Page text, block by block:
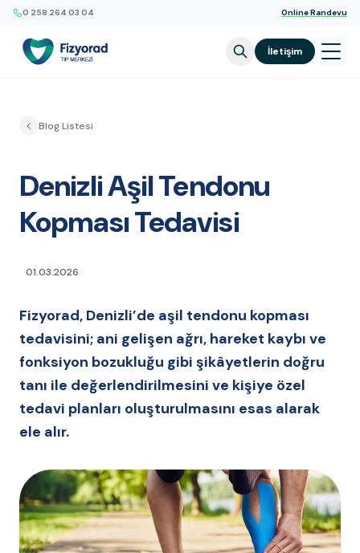
0 258 264 03 04 Online Randevu
İletişim
Blog Listesi
Denizli Aşil Tendonu
Kopması Tedavisi
01.03.2026
Fizyorad, Denizli’de aşil tendonu kopması
tedavisini; ani gelişen ağrı, hareket kaybı ve
fonksiyon bozukluğu gibi şikâyetlerin doğru
tanı ile değerlendirilmesini ve kişiye özel
tedavi planları oluşturulmasını esas alarak
ele alır.